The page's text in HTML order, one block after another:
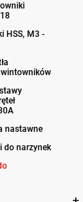
HSS, M3 -
nastawne
do narzynek